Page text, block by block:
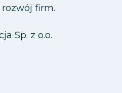
firm.
Sp. z o.o.